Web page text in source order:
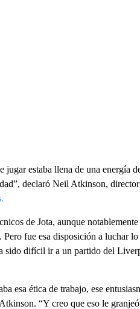
jugar estaba llena de una energía
declaró Neil Atkinson,
de Jota, aunque
Pero fue esa disposición a luchar
sido difícil ir a un partido del
esa ética de trabajo, ese
“Y creo que eso le